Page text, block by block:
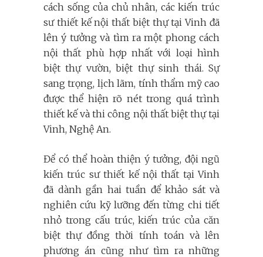
cách sống của chủ nhân, các kiến trúc
sư thiết kế nội thất biệt thự tại Vinh đã
lên ý tưởng và tìm ra một phong cách
nội thất phù hợp nhất với loại hình
biệt thự vườn, biệt thự sinh thái. Sự
sang trọng, lịch lãm, tính thẩm mỹ cao
được thể hiện rõ nét trong quá trình
thiết kế và thi công nội thất biệt thự tại
Vinh, Nghệ An.
Để có thể hoàn thiện ý tưởng, đội ngũ
kiến trúc sư thiết kế nội thất tại Vinh
đã dành gần hai tuần để khảo sát và
nghiên cứu kỹ lưỡng đến từng chi tiết
nhỏ trong cấu trúc, kiến trúc của căn
biệt thự đồng thời tính toán và lên
phương án cũng như tìm ra những